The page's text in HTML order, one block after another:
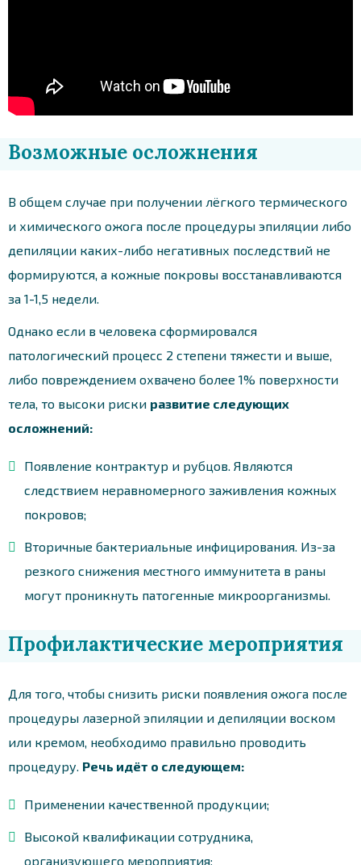
Возможные осложнения
В общем случае при получении лёгкого термического
и химического ожога после процедуры эпиляции либо
депиляции каких-либо негативных последствий не
формируются, а кожные покровы восстанавливаются
за 1-1,5 недели.
Однако если в человека сформировался
патологический процесс 2 степени тяжести и выше,
либо повреждением охвачено более 1% поверхности
тела, то высоки риски развитие следующих
осложнений:
Появление контрактур и рубцов. Являются
следствием неравномерного заживления кожных
покровов;
Вторичные бактериальные инфицирования. Из-за
резкого снижения местного иммунитета в раны
могут проникнуть патогенные микроорганизмы.
Профилактические мероприятия
Для того, чтобы снизить риски появления ожога после
процедуры лазерной эпиляции и депиляции воском
или кремом, необходимо правильно проводить
процедуру. Речь идёт о следующем:
Применении качественной продукции;
Высокой квалификации сотрудника,
организующего мероприятия;